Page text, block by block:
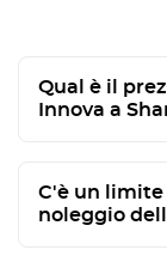
Qual è il
Innova a
C'è un limite
noleggio